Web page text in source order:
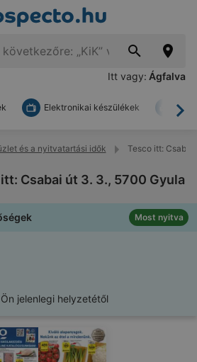
Itt vagy: Ágfalva
Elektronikai készülékek
és a nyitvatartási idők Tesco itt: Csabai
Csabai út 3. 3., 5700 Gyula
Most nyitva
jelenlegi helyzetétől